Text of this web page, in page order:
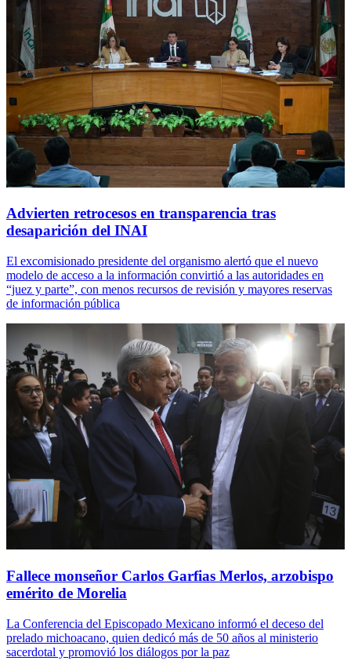
Advierten retrocesos en transparencia tras
desaparición del INAI
El excomisionado presidente del organismo alertó que el nuevo
modelo de acceso a la información convirtió a las autoridades en
“juez y parte”, con menos recursos de revisión y mayores reservas
de información pública
Fallece monseñor Carlos Garfias Merlos, arzobispo
emérito de Morelia
La Conferencia del Episcopado Mexicano informó el deceso del
prelado michoacano, quien dedicó más de 50 años al ministerio
sacerdotal y promovió los diálogos por la paz